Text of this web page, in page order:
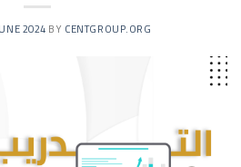
2024BY CENTGROUP.ORG